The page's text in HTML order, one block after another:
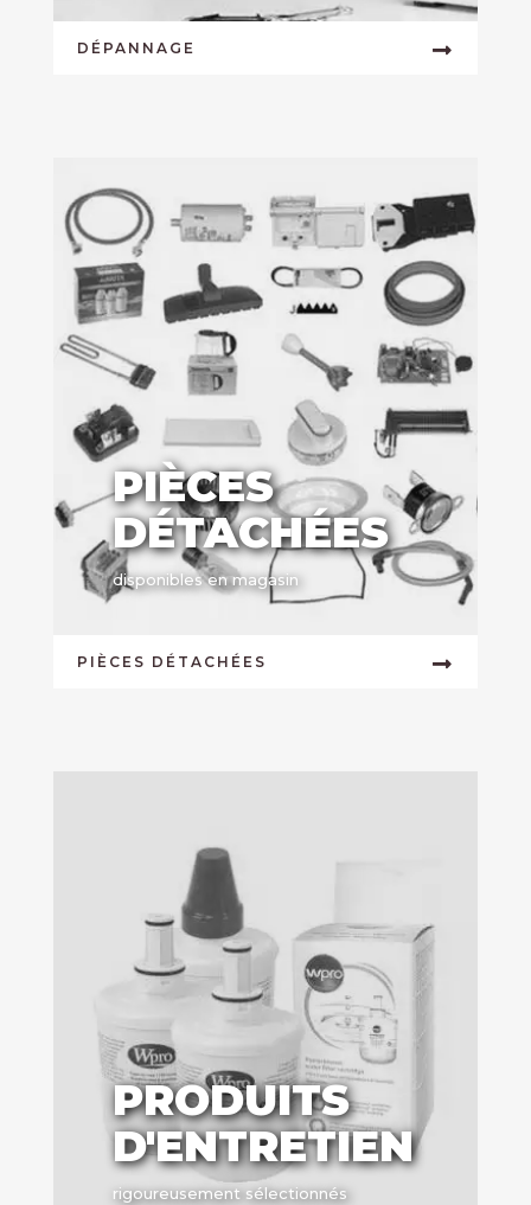
DÉPANNAGE
PIÈCES
DÉTACHÉES
disponibles en magasin
PIÈCES DÉTACHÉES
PRODUITS
D'ENTRETIEN
rigoureusement sélectionnés